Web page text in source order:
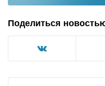
Поделиться